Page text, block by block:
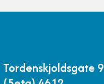
Tordenskjoldsgate 9